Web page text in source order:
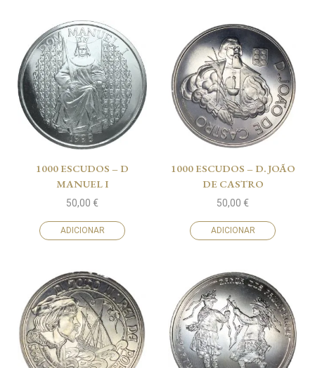
1000 ESCUDOS – D
MANUEL I
50,00 €
ADICIONAR
1000 ESCUDOS – D. JOÃO
DE CASTRO
50,00 €
ADICIONAR